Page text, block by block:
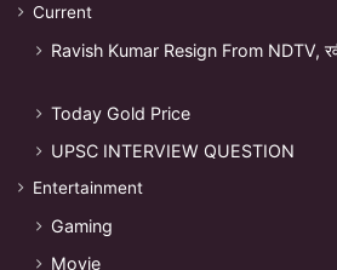
Current
Ravish Kumar Resign From NDTV,
Today Gold Price
UPSC INTERVIEW QUESTION
Entertainment
Gaming
Movie